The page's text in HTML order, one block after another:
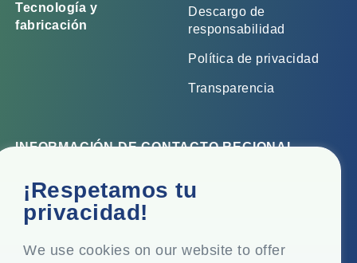
¡Respetamos tu
privacidad!
We use cookies on our website to offer
Tecnología y
fabricación
Descargo de
responsabilidad
Política de privacidad
Transparencia
INFORMACIÓN DE CONTACTO REGIONAL
Oficina corporativa
Top Floor, Times Tower, Kamala City, Senapati Bapat
Marg, Lower Parel, Mumbai - 400 013, Maharashtra,